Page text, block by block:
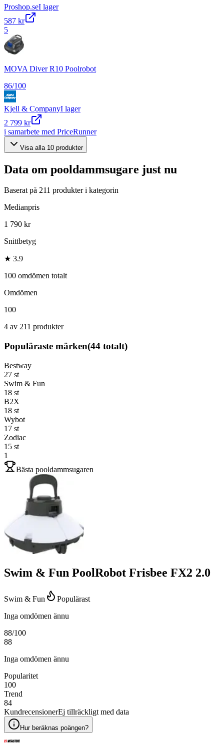
Proshop.seI lager
587 kr
5
MOVA Diver R10 Poolrobot
86/100
Kjell & CompanyI lager
2 799 kr
i samarbete med PriceRunner
Visa alla 10 produkter
Data om pooldammsugare just nu
Baserat på 211 produkter i kategorin
Medianpris
1 790 kr
Snittbetyg
★ 3.9
100 omdömen totalt
Omdömen
100
4 av 211 produkter
Populäraste märken(44 totalt)
Bestway
27 st
Swim & Fun
18 st
B2X
18 st
Wybot
17 st
Zodiac
15 st
1
Bästa pooldammsugaren
Swim & Fun PoolRobot Frisbee FX2 2.0
Swim & Fun
Populärast
Inga omdömen ännu
88/100
88
Inga omdömen ännu
Popularitet
100
Trend
84
KundrecensionerEj tillräckligt med data
Hur beräknas poängen?